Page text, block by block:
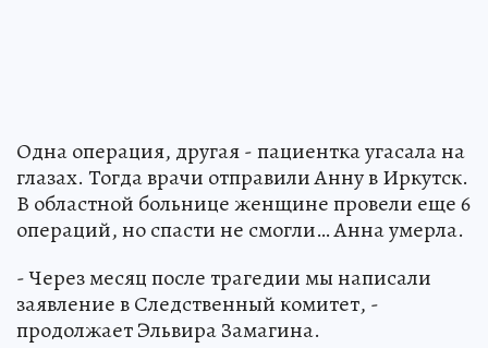
Одна операция, другая - пациентка угасала на
глазах. Тогда врачи отправили Анну в Иркутск.
В областной больнице женщине провели еще 6
операций, но спасти не смогли… Анна умерла.
- Через месяц после трагедии мы написали
заявление в Следственный комитет, -
продолжает Эльвира Замагина.